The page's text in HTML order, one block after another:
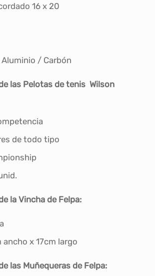
16 x 20
/ Carbón
las Pelotas de tenis Wilson
de todo tipo
la Vincha de Felpa:
ancho x 17cm largo
las Muñequeras de Felpa: